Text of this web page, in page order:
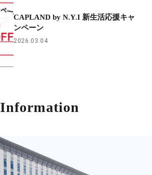
CAPLAND by N.Y.I 新生活応援キャ
ンペーン
2026.03.04
Information